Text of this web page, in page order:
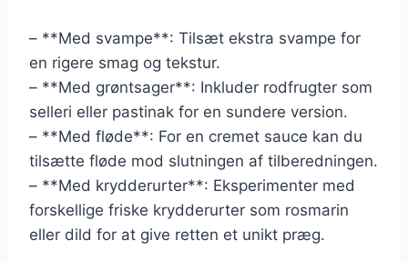
– **Med svampe**: Tilsæt ekstra svampe for
en rigere smag og tekstur.
– **Med grøntsager**: Inkluder rodfrugter som
selleri eller pastinak for en sundere version.
– **Med fløde**: For en cremet sauce kan du
tilsætte fløde mod slutningen af tilberedningen.
– **Med krydderurter**: Eksperimenter med
forskellige friske krydderurter som rosmarin
eller dild for at give retten et unikt præg.